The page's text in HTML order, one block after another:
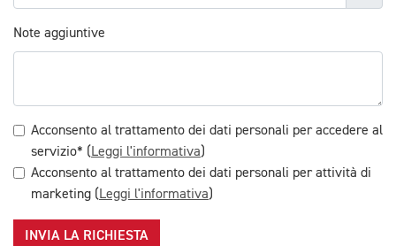
Note aggiuntive
Acconsento al trattamento dei dati personali per accedere al
servizio* (Leggi l'informativa)
Acconsento al trattamento dei dati personali per attività di
marketing (Leggi l'informativa)
INVIA LA RICHIESTA